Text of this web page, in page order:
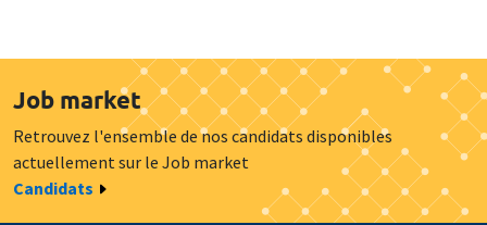
Job market
Retrouvez l'ensemble de nos candidats disponibles
actuellement sur le Job market
Candidats